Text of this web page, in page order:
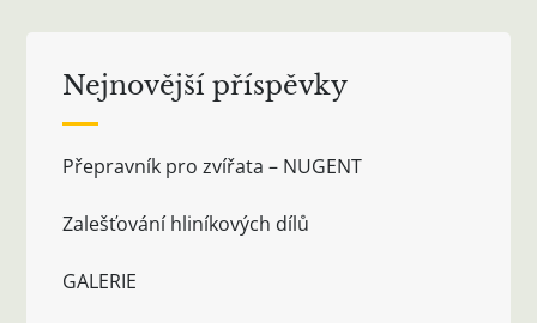
Nejnovější příspěvky
Přepravník pro zvířata – NUGENT
Zalešťování hliníkových dílů
GALERIE